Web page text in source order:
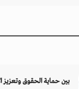
بين حماية الحقوق وتعزيز